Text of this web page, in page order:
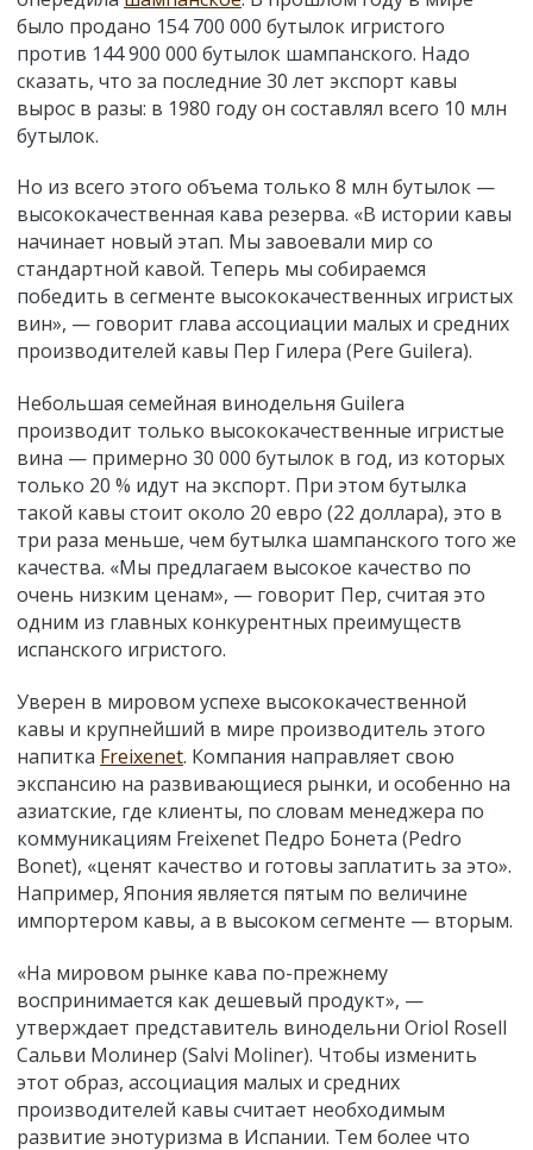
было продано 154 700 000 бутылок игристого
против 144 900 000 бутылок шампанского. Надо
сказать, что за последние 30 лет экспорт кавы
вырос в разы: в 1980 году он составлял всего 10 млн
бутылок.
Но из всего этого объема только 8 млн бутылок —
высококачественная кава резерва. «В истории кавы
начинает новый этап. Мы завоевали мир со
стандартной кавой. Теперь мы собираемся
победить в сегменте высококачественных игристых
вин», — говорит глава ассоциации малых и средних
производителей кавы Пер Гилера (Pere Guilera).
Небольшая семейная винодельня Guilera
производит только высококачественные игристые
вина — примерно 30 000 бутылок в год, из которых
только 20 % идут на экспорт. При этом бутылка
такой кавы стоит около 20 евро (22 доллара), это в
три раза меньше, чем бутылка шампанского того же
качества. «Мы предлагаем высокое качество по
очень низким ценам», — говорит Пер, считая это
одним из главных конкурентных преимуществ
испанского игристого.
Уверен в мировом успехе высококачественной
кавы и крупнейший в мире производитель этого
напитка Freixenet. Компания направляет свою
экспансию на развивающиеся рынки, и особенно на
азиатские, где клиенты, по словам менеджера по
коммуникациям Freixenet Педро Бонета (Pedro
Bonet), «ценят качество и готовы заплатить за это».
Например, Япония является пятым по величине
импортером кавы, а в высоком сегменте — вторым.
«На мировом рынке кава по-прежнему
воспринимается как дешевый продукт», —
утверждает представитель винодельни Oriol Rosell
Сальви Молинер (Salvi Moliner). Чтобы изменить
этот образ, ассоциация малых и средних
производителей кавы считает необходимым
развитие энотуризма в Испании. Тем более что